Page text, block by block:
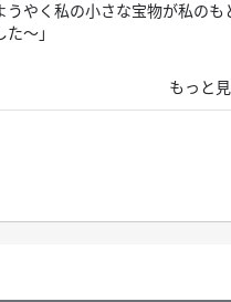
うやく私の小さな宝物が私のも
〜」
もっと